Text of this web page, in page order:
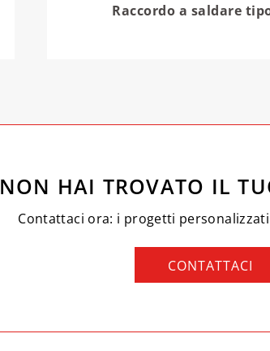
Raccordo a saldare
NON HAI TROVATO IL
Contattaci ora: i progetti
CONTATTACI